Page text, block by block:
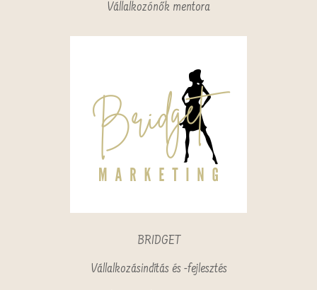
Vállalkozónők mentora
BRIDGET
Vállalkozásindítás és -fejlesztés